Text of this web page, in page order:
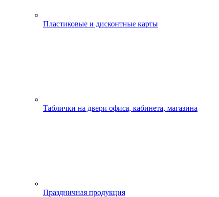
Пластиковые и дисконтные карты
Таблички на двери офиса, кабинета, магазина
Праздничная продукция